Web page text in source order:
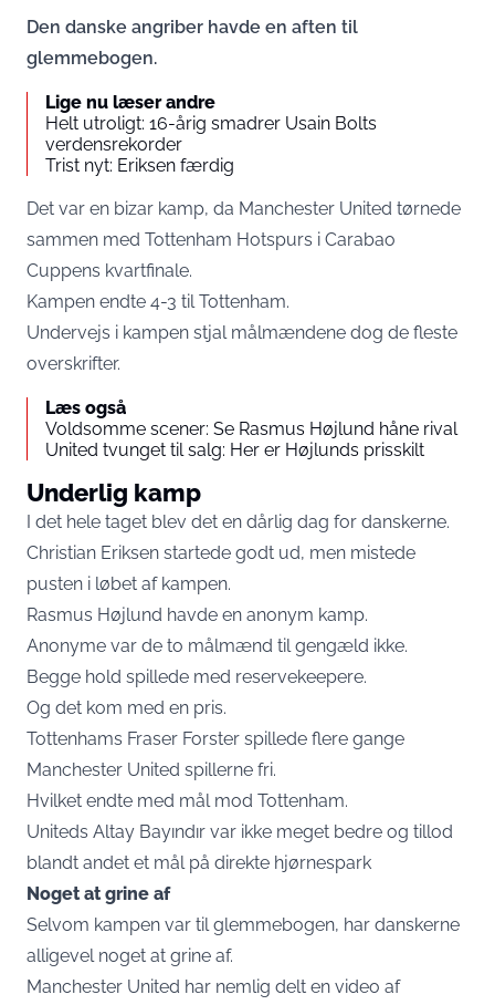
Den danske angriber havde en aften til
glemmebogen.
Lige nu læser andre
Helt utroligt: 16-årig smadrer Usain Bolts
verdensrekorder
Trist nyt: Eriksen færdig
Det var en bizar kamp, da Manchester United tørnede
sammen med Tottenham Hotspurs i Carabao
Cuppens kvartfinale.
Kampen endte 4-3 til Tottenham.
Undervejs i kampen stjal målmændene dog de fleste
overskrifter.
Læs også
Voldsomme scener: Se Rasmus Højlund håne rival
United tvunget til salg: Her er Højlunds prisskilt
Underlig kamp
I det hele taget blev det en dårlig dag for danskerne.
Christian Eriksen startede godt ud, men mistede
pusten i løbet af kampen.
Rasmus Højlund havde en anonym kamp.
Anonyme var de to målmænd til gengæld ikke.
Begge hold spillede med reservekeepere.
Og det kom med en pris.
Tottenhams Fraser Forster spillede flere gange
Manchester United spillerne fri.
Hvilket endte med mål mod Tottenham.
Uniteds Altay Bayındır var ikke meget bedre og tillod
blandt andet et mål på direkte hjørnespark
Noget at grine af
Selvom kampen var til glemmebogen, har danskerne
alligevel noget at grine af.
Manchester United har nemlig delt en video af